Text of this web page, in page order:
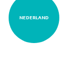
NEDERLAND